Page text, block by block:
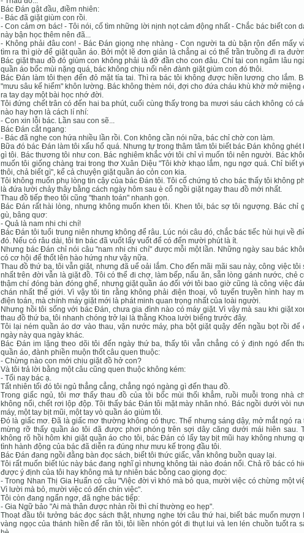
Bác Đán gật đầu, điềm nhiên:
- Bác đã giặt giùm con rồi.
- Con cảm ơn bác! - Tôi nói, cố tìm những lời nịnh nọt cảm động nhất - Chắc bác biết con
này bận học thêm nên đã...
- Không phải đâu con! - Bác Đán giọng nhẹ nhàng - Con người ta dù bận rộn đến mấy
tìm ra thì giờ để giặt quần áo. Bởi một lẽ đơn giản là chẳng ai có thể trần truồng đi ra
Bác giặt thau đồ đó giùm con không phải là đỡ đần cho con đâu. Chỉ tại con ngâm lâu
quần áo bốc mùi nặng quá, bác không chịu nổi nên đành giặt giùm con đó thôi.
Bác Đán làm tôi thẹn đến đỏ mặt tía tai. Thì ra bác tôi không được hiền lương cho lắm.
"mưu sâu kế hiểm" khôn lường. Bác không thèm nói, đợi cho đứa cháu khù khờ mở miệng
ra tay dạy một bài học nhớ đời.
Tôi đứng chết trân có đến hai ba phút, cuối cùng thấy trong ba mươi sáu cách không có
nào hay hơn là cách lí nhí:
- Con xin lỗi bác. Lần sau con sẽ...
Bác Đán cắt ngang:
- Bác đã nghe con hứa nhiều lần rồi. Con không cần nói nữa, bác chỉ chờ con làm.
Bữa đó bác Đán làm tôi xấu hổ quá. Nhưng tự trong thâm tâm tôi biết bác Đán không ghét
gì tôi. Bác thương tôi như con. Bác nghiêm khắc với tôi chỉ vì muốn tôi nên người. Bác
muốn tôi giống chàng trai trong thơ Xuân Diệu "Tôi khờ khạo lắm, ngu ngơ quá. Chỉ biết
thôi, chả biết gì", kể cả chuyện giặt quần áo cỏn con kia.
Tôi không muốn phụ lòng tin cậy của bác Đán tôi. Tôi cố chứng tỏ cho bác thấy tôi không
là đứa lười chảy thây bằng cách ngày hôm sau è cổ ngồi giặt ngay thau đồ mới nhất.
Thau đồ tiếp theo tôi cũng "thanh toán" nhanh gọn.
Bác Đán rất hài lòng, nhưng không muốn khen tôi. Khen tôi, bác sợ tôi ngượng. Bác chỉ
gù, bâng quơ:
- Quả là nam nhi chi chí!
Bác Đán tôi tuổi trung niên nhưng không để râu. Lúc nói câu đó, chắc bác tiếc hùi hụi về
đó. Nếu có râu dài, tôi tin bác đã vuốt lấy vuốt để có đến mười phút là ít.
Nhưng bác Đán chỉ nói câu "nam nhi chi chí" được mỗi một lần. Những ngày sau bác
có cơ hội để thốt lên hào hứng như vậy nữa.
Thau đồ thứ ba, tôi vẫn giặt, nhưng đã uể oải lắm. Cho đến mãi mãi sau này, công việc tôi
nhất trên đời vẫn là giặt đồ. Tôi có thể đi chợ, làm bếp, nấu ăn, sẵn lòng gánh nước, chẻ
thậm chí đóng bàn đóng ghế, nhưng giặt quần áo đối với tôi bao giờ cũng là công việc
chán nhất thế giới. Vì vậy tôi tin rằng không phải điện thoại, vô tuyến truyền hình hay
điện toán, mà chính máy giặt mới là phát minh quan trọng nhất của loài người.
Nhưng hồi tôi sống với bác Đán, chưa gia đình nào có máy giặt. Vì vậy mà sau khi giặt
thau đồ thứ ba, tôi nhanh chóng trở lại là thằng Khoa lười biếng trước đây.
Tôi lại ném quần áo dơ vào thau, vặn nước máy, pha bột giặt quậy đến ngầu bọt rồi để
ngày này qua ngày khác.
Bác Đán im lặng theo dõi tôi đến ngày thứ ba, thấy tôi vẫn chẳng có ý định ngó đến
quần áo, đành phiền muộn thốt câu quen thuộc:
- Chừng nào con mới chịu giặt đồ hở con?
Và tôi trả lời bằng một câu cũng quen thuộc không kém:
- Tối nay bác ạ.
Tất nhiên tối đó tôi ngủ thẳng cẳng, chẳng ngó ngàng gì đến thau đồ.
Trong giấc ngủ, tôi mơ thấy thau đồ của tôi bốc mùi thối khẳm, ruồi muỗi trong nhà
không nổi, chết rơi lộp độp. Tôi thấy bác Đán tôi mặt mày nhăn nhó. Bác ngồi dưới vòi
máy, một tay bịt mũi, một tay vò quần áo giùm tôi.
Đó là giấc mơ. Đã là giấc mơ thường không có thực. Thế nhưng sáng dậy, mở mắt ngó ra
mừng rỡ thấy quần áo tôi đã được phơi phóng trên sợi dây căng dưới mái hiên sau.
không rõ hồi hôm khi giặt quần áo cho tôi, bác Đán có lấy tay bịt mũi hay không nhưng
tình hành động của bác đã diễn ra đúng như mưu kế trong đầu tôi.
Bác Đán đang ngồi đằng bàn đọc sách, biết tôi thức giấc, vẫn không buồn quay lại.
Tôi rất muốn biết lúc này bác đang nghĩ gì nhưng không tài nào đoán nổi. Chả rõ bác có
được ý định của tôi hay không mà tự nhiên bác bỗng cao giọng đọc:
- Trong Nhan Thị Gia Huấn có câu "Việc đời vì khó mà bỏ qua, mười việc có chừng một
Vì lười mà bỏ, mười việc có đến chín việc".
Tôi còn đang ngẩn ngơ, đã nghe bác tiếp:
- Gia Ngữ bảo "Ai mà thân được nhàn rồi thì chí thường eo hẹp".
Thoạt đầu tôi tưởng bác đọc sách thật, nhưng nghe tới câu thứ hai, biết bác muốn mượn
vàng ngọc của thánh hiền để răn tôi, tôi liền nhón gót đi thụt lui và len lén chuồn tuốt ra